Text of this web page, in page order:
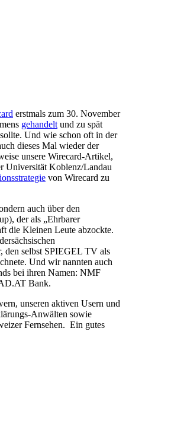
erstmals zum 30. November
gehandelt und zu spät
Und wie schon oft in der
dieses Mal wieder der
unsere Wirecard-Artikel,
Universität Koblenz/Landau
von Wirecard zu
auch über den
der als „Ehrbarer
die Kleinen Leute abzockte.
den selbst SPIEGEL TV als
Und wir nannten auch
bei ihren Namen: NMF
Bank.
unseren aktiven Usern und
Anwälten sowie
Fernsehen. Ein gutes